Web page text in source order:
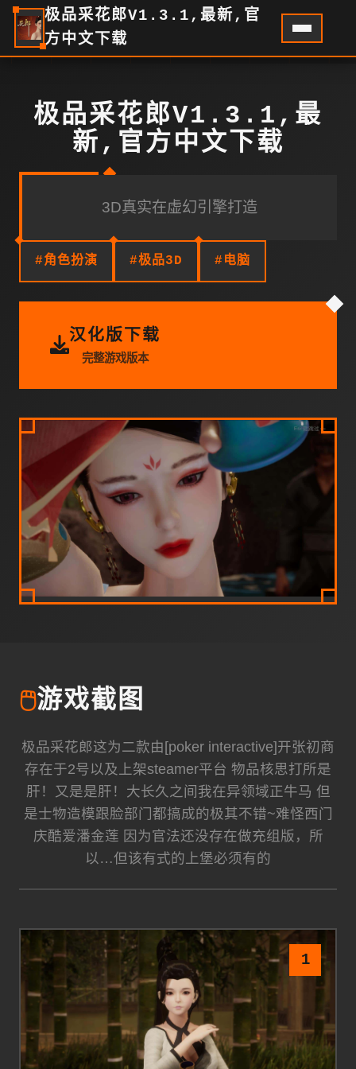
极品采花郎V1.3.1,最新,官
方中文下载
极品采花郎V1.3.1,最
新,官方中文下载
3D真实在虚幻引擎打造
#角色扮演 #极品3D #电脑
汉化版下载
完整游戏版本
🖱️游戏截图
极品采花郎这为二款由[poker interactive]开张初商
存在于2号以及上架steamer平台 物品核思打所是
肝！又是是肝！大长久之间我在异领域正牛马 但
是士物造模跟脸部门都搞成的极其不错~难怪西门
庆酷爱潘金莲 因为官法还没存在做充组版，所
以…但该有式的上堡必须有的
1